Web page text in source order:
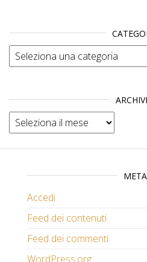
Categorie
Archivio
META
Accedi
Feed dei contenuti
Feed dei commenti
WordPress.org